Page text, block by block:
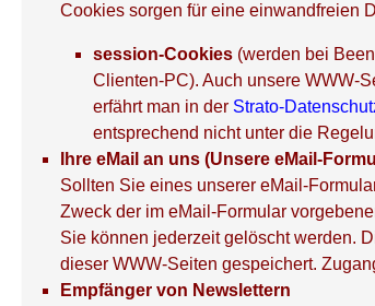
Cookies sorgen für eine einwandfreien
session-Cookies (werden bei
Clienten-PC). Auch unsere WWW-
erfährt man in der Strato-
entsprechend nicht unter die
Ihre eMail an uns (Unsere eMail-
Sollten Sie eines unserer eMail-
Zweck der im eMail-Formular
Sie können jederzeit gelöscht werden.
dieser WWW-Seiten gespeichert.
Empfänger von Newslettern